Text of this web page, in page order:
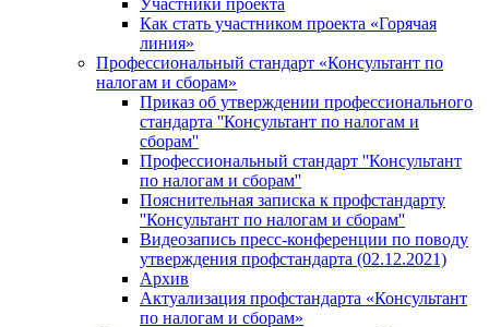
Участники проекта
Как стать участником проекта «Горячая
линия»
Профессиональный стандарт «Консультант по
налогам и сборам»
Приказ об утверждении профессионального
стандарта ''Консультант по налогам и
сборам''
Профессиональный стандарт ''Консультант
по налогам и сборам''
Пояснительная записка к профстандарту
''Консультант по налогам и сборам''
Видеозапись пресс-конференции по поводу
утверждения профстандарта (02.12.2021)
Архив
Актуализация профстандарта «Консультант
по налогам и сборам»